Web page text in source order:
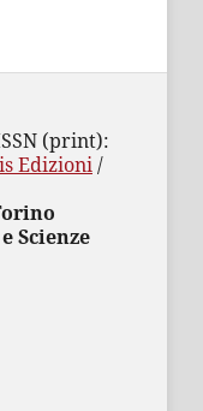
(print):
Edizioni/
Scienze